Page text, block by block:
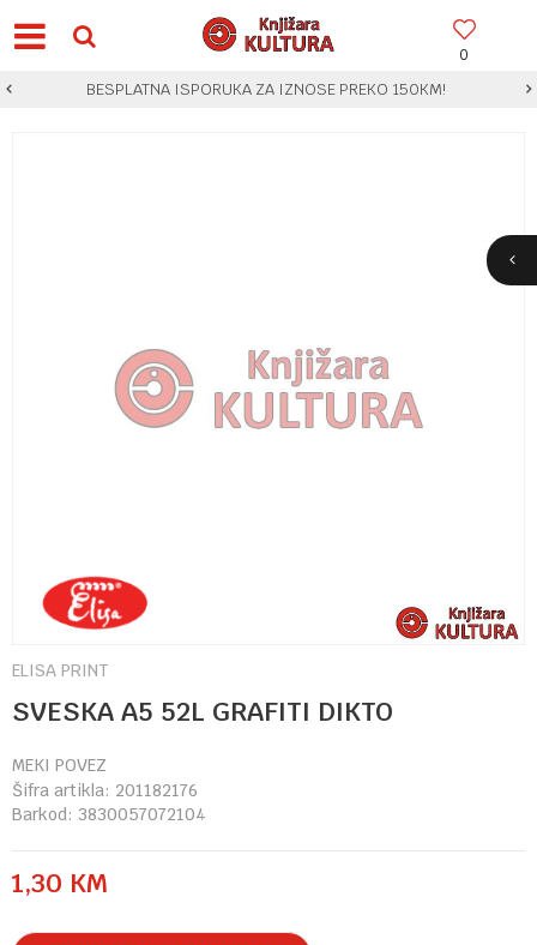
0
BESPLATNA ISPORUKA ZA IZNOSE PREKO 150KM!
ELISA PRINT
SVESKA A5 52L GRAFITI DIKTO
MEKI POVEZ
Šifra artikla: 201182176
Barkod: 3830057072104
1,30 KM